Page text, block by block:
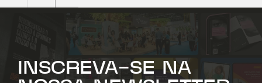
INSCREVA-SE NA